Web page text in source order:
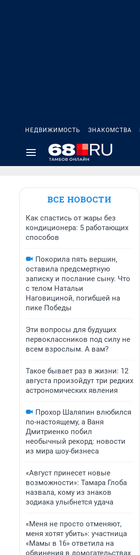
НЕДВИЖИМОСТЬ ЗНАКОМСТВА
ВСЕ НОВОСТИ
Как спастись от жары без
кондиционера: 5 работающих
способов
Покорила пять вершин,
оставила предсмертную
записку и послание сыну. Что
с телом Натальи
Наговициной, погибшей на
пике Победы
Эти вопросы для будущих
первоклассников под силу не
всем взрослым. А вам?
Такое бывает раз в жизни: 12
августа произойдут три редких
астрономических явления
Прохор Шаляпин влюбился
по-настоящему, а Ваня
Дмитриенко побил
необычный рекорд: новости
из мира шоу-бизнеса
«Август принесет новые
возможности»: Тамара Глоба
назвала, кому из знаков
зодиака улыбнется удача
«Меня не просто отменяют,
меня хотят убить»: участница
«Мамы в 16» ответила на
обвинения в домогательствах